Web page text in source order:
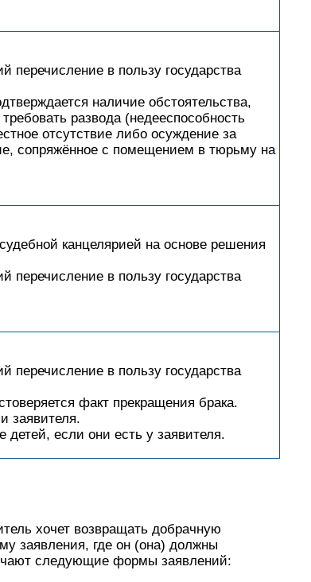
перечисление в пользу государства
наличие обстоятельства,
развода (недееспособность
отсутствие либо осуждение за
сопряжённое с помещением в тюрьму на
канцелярией на основе решения
перечисление в пользу государства
перечисление в пользу государства
факт прекращения брака.
заявителя.
если они есть у заявителя.
хочет возвращать добрачную
заявления, где он (она) должны
следующие формы заявлений: